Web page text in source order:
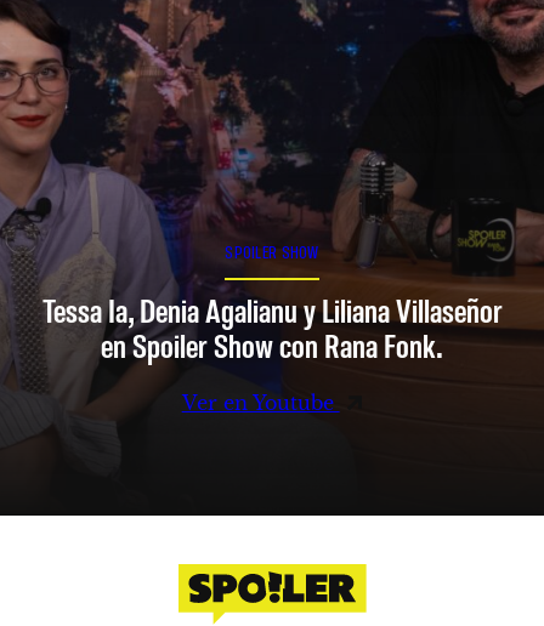
SPOILER SHOW
Tessa Ia, Denia Agalianu y Liliana Villaseñor
en Spoiler Show con Rana Fonk.
Ver en Youtube